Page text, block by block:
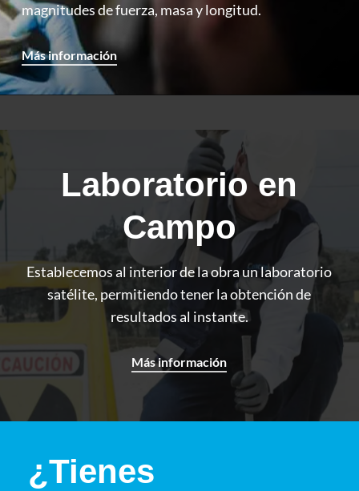
magnitudes de fuerza, masa y longitud.
Más información
Laboratorio en
Campo
Establecemos al interior de la obra un laboratorio
satélite, permitiendo tener la obtención de
resultados al instante.
Más información
¿Tienes